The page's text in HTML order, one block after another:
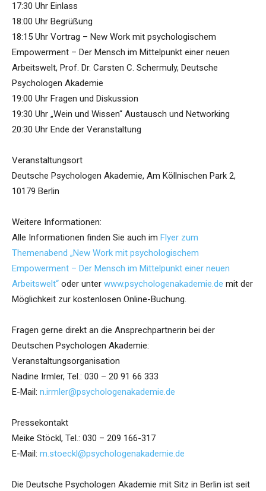
17:30 Uhr Einlass
18:00 Uhr Begrüßung
18:15 Uhr Vortrag – New Work mit psychologischem
Empowerment – Der Mensch im Mittelpunkt einer neuen
Arbeitswelt, Prof. Dr. Carsten C. Schermuly, Deutsche
Psychologen Akademie
19:00 Uhr Fragen und Diskussion
19:30 Uhr „Wein und Wissen“ Austausch und Networking
20:30 Uhr Ende der Veranstaltung
Veranstaltungsort
Deutsche Psychologen Akademie, Am Köllnischen Park 2,
10179 Berlin
Weitere Informationen:
Alle Informationen finden Sie auch im Flyer zum
Themenabend „New Work mit psychologischem
Empowerment – Der Mensch im Mittelpunkt einer neuen
Arbeitswelt“ oder unter www.psychologenakademie.de mit der
Möglichkeit zur kostenlosen Online-Buchung.
Fragen gerne direkt an die Ansprechpartnerin bei der
Deutschen Psychologen Akademie:
Veranstaltungsorganisation
Nadine Irmler, Tel.: 030 – 20 91 66 333
E-Mail: n.irmler@psychologenakademie.de
Pressekontakt
Meike Stöckl, Tel.: 030 – 209 166-317
E-Mail: m.stoeckl@psychologenakademie.de
Die Deutsche Psychologen Akademie mit Sitz in Berlin ist seit